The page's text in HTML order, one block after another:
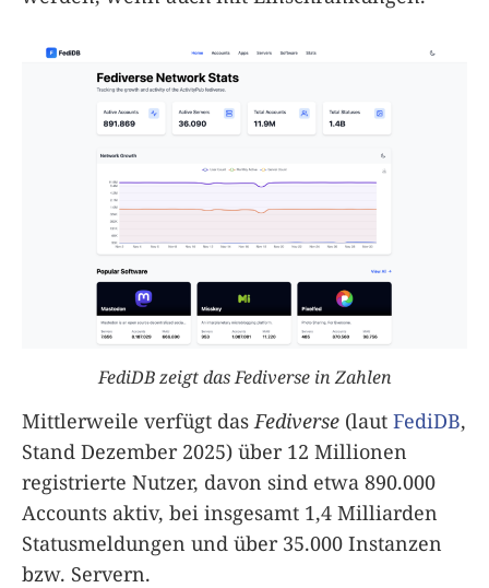
FediDB zeigt das Fediverse in Zahlen
Mittlerweile verfügt das Fediverse (laut FediDB,
Stand Dezember 2025) über 12 Millionen
registrierte Nutzer, davon sind etwa 890.000
Accounts aktiv, bei insgesamt 1,4 Milliarden
Statusmeldungen und über 35.000 Instanzen
bzw. Servern.